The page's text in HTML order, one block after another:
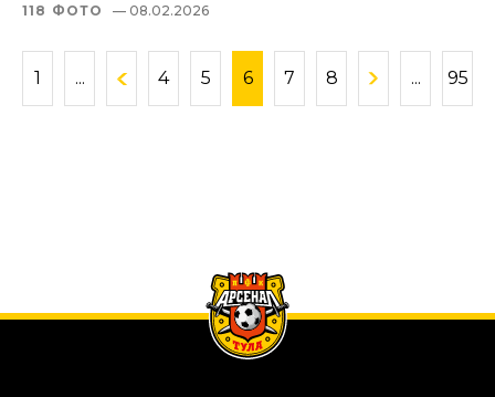
118 ФОТО — 08.02.2026
1 ... 4 5 6 7 8 ... 95